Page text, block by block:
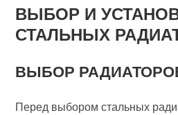
ВЫБОР И
СТАЛЬНЫХ
ВЫБОР
Перед выбором стальных